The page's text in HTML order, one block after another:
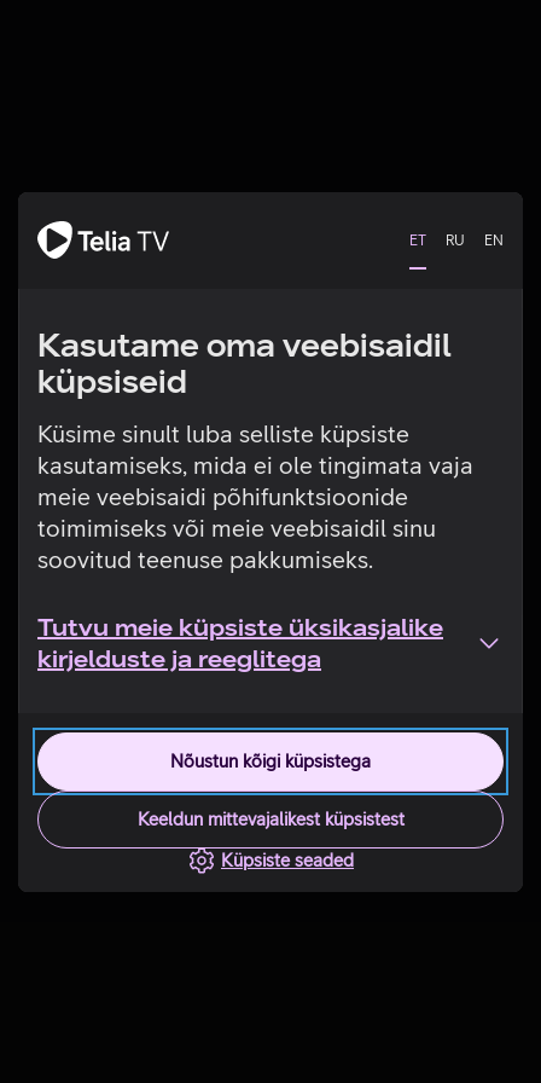
ET RU EN
Kasutame oma veebisaidil
küpsiseid
Küsime sinult luba selliste küpsiste
kasutamiseks, mida ei ole tingimata vaja
meie veebisaidi põhifunktsioonide
toimimiseks või meie veebisaidil sinu
soovitud teenuse pakkumiseks.
Tutvu meie küpsiste üksikasjalike
kirjelduste ja reeglitega
Nõustun kõigi küpsistega
Keeldun mittevajalikest küpsistest
Küpsiste seaded
Tehniline viga